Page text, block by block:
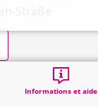
Informations et aide
Straße
Von-Görschen-Straße